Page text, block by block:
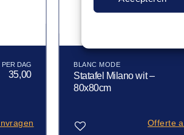
35,00
BLANC MODE
Statafel Milano wit –
80x80cm
Offerte